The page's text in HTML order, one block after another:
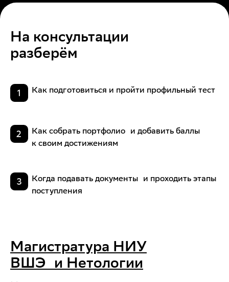
На консультации
разберём
Как подготовиться и пройти профильный тест
Как собрать портфолио и добавить баллы
к своим достижениям
Когда подавать документы и проходить этапы
поступления
Магистратура НИУ
ВШЭ и Нетологии